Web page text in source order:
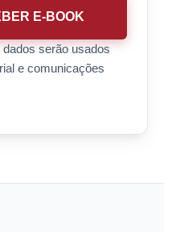
serão usados
e comunicações